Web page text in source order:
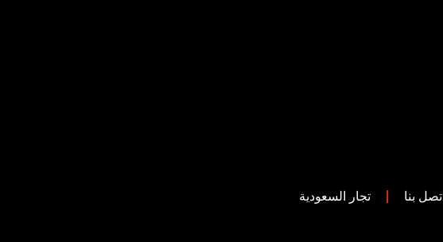
اتصل بنا تجار السعودية